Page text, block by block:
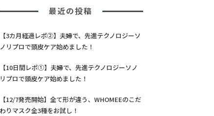
最近の投稿
【3カ月経過レポ②】夫婦で、先進テクノロジーソ
ノリプロで頭皮ケア始めました！
【10日間レポ①】夫婦で、先進テクノロジーソノ
リプロで頭皮ケア始めました！
【12/7発売開始】全て形が違う、WHOMEEのこだ
わりマスク全3種をお試し！